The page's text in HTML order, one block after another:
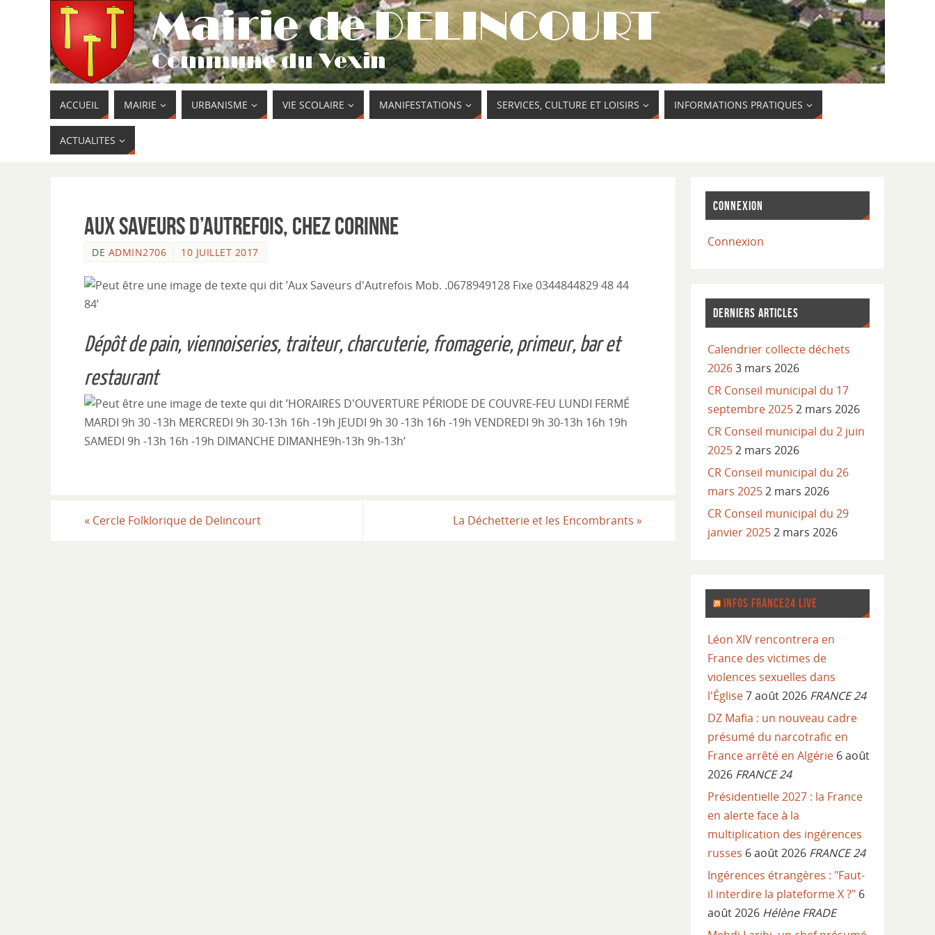
ACCUEIL MAIRIE URBANISME VIE SCOLAIRE MANIFESTATIONS SERVICES, CULTURE ET LOISIRS INFORMATIONS PRATIQUES
ACTUALITES
Aux saveurs d’autrefois, chez Corinne
DE ADMIN2706 10 JUILLET 2017
Dépôt de pain, viennoiseries, traiteur, charcuterie, fromagerie, primeur, bar et
restaurant
« Cercle Folklorique de Delincourt La Déchetterie et les Encombrants »
CONNEXION
Connexion
DERNIERS ARTICLES
Calendrier collecte déchets
20263 mars 2026
CR Conseil municipal du 17
septembre 20252 mars 2026
CR Conseil municipal du 2 juin
20252 mars 2026
CR Conseil municipal du 26
mars 20252 mars 2026
CR Conseil municipal du 29
janvier 20252 mars 2026
INFOS FRANCE24 LIVE
Léon XIV rencontrera en
France des victimes de
violences sexuelles dans
l'Église7 août 2026 FRANCE 24
DZ Mafia : un nouveau cadre
présumé du narcotrafic en
France arrêté en Algérie 6 août
2026 FRANCE 24
Présidentielle 2027 : la France
en alerte face à la
multiplication des ingérences
russes 6 août 2026 FRANCE 24
Ingérences étrangères : "Faut-
il interdire la plateforme X ?" 6
août 2026 Hélène FRADE